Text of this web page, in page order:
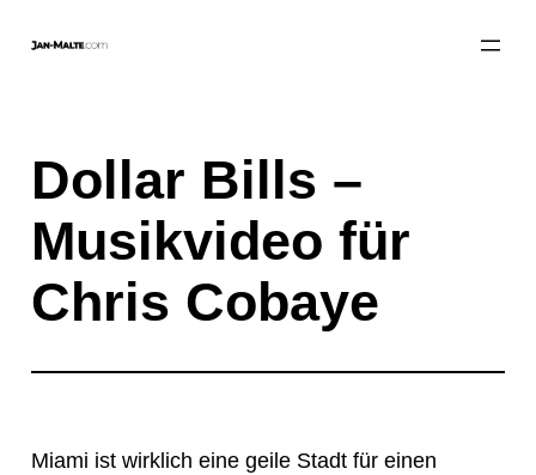
Dollar Bills –
Musikvideo für
Chris Cobaye
Miami ist wirklich eine geile Stadt für einen